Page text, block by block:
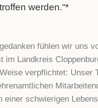
werden.“*
fühlen wir uns
im Landkreis
verpflichtet: Unser
einer schwierigen